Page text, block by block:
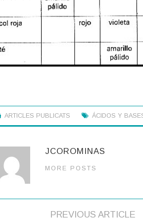
ARTICLES PUBLICATS ÁCIDOS Y
JCOROMINAS
MORE POSTS
PREVIOUS ARTICLE